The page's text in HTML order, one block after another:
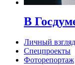
В
Личный взгляд
Спецпроекты
Фоторепортаж